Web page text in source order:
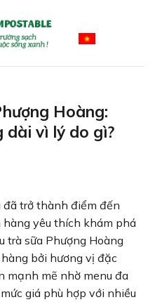
Hoàng:
dài vì lý do gì?
đã trở thành điểm đến
yêu thích khám phá
trà sữa Phượng Hoàng
bởi hương vị đặc
mạnh mẽ nhờ menu đa
giá phù hợp với nhiều